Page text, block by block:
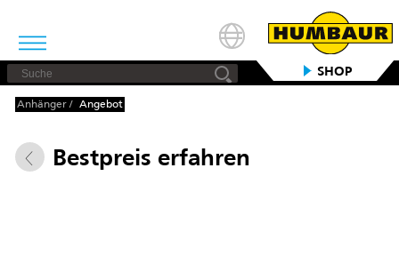
SHOP
Anhänger / Angebot
Bestpreis erfahren